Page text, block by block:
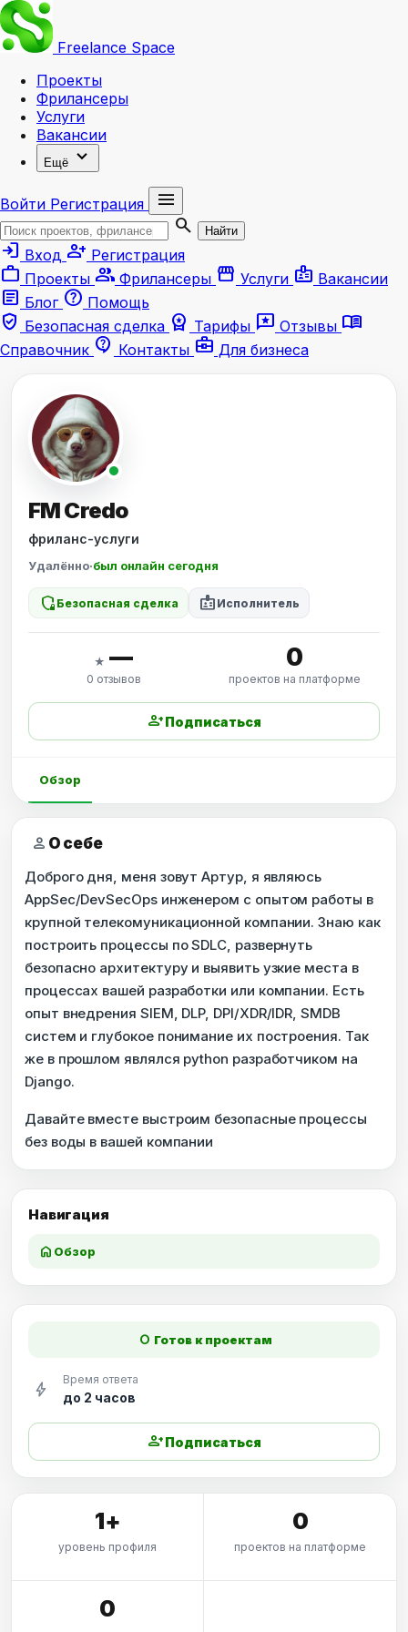
Freelance Space
Проекты
Фрилансеры
Услуги
Вакансии
Ещё expand_more
Войти Регистрация
menu
search
Найти
login Вход person_add Регистрация
work Проекты group Фрилансеры storefront Услуги badge Вакансии
article Блог help Помощь
verified_user Безопасная сделка workspace_premium Тарифы reviews Отзывы menu_book
Справочник contact_support Контакты business_center Для бизнеса
Навигация
home Обзор
FM Credo
фриланс-услуги
Удалённо·был онлайн сегодня
shield_locked Безопасная сделка badge Исполнитель
★ —
0 отзывов
0
проектов на платформе
person_addПодписаться
Обзор
person О себе
Доброго дня, меня зовут Артур, я являюсь
AppSec/DevSecOps инженером с опытом работы в
крупной телекомуникационной компании. Знаю как
построить процессы по SDLC, развернуть
безопасно архитектуру и выявить узкие места в
процессах вашей разработки или компании. Есть
опыт внедрения SIEM, DLP, DPI/XDR/IDR, SMDB
систем и глубокое понимание их построения. Так
же в прошлом являлся python разработчиком на
Django.
Давайте вместе выстроим безопасные процессы
без воды в вашей компании
fiber_manual_record Готов к проектам
bolt Время ответа
до 2 часов
person_addПодписаться
1+
уровень профиля
0
проектов на платформе
0